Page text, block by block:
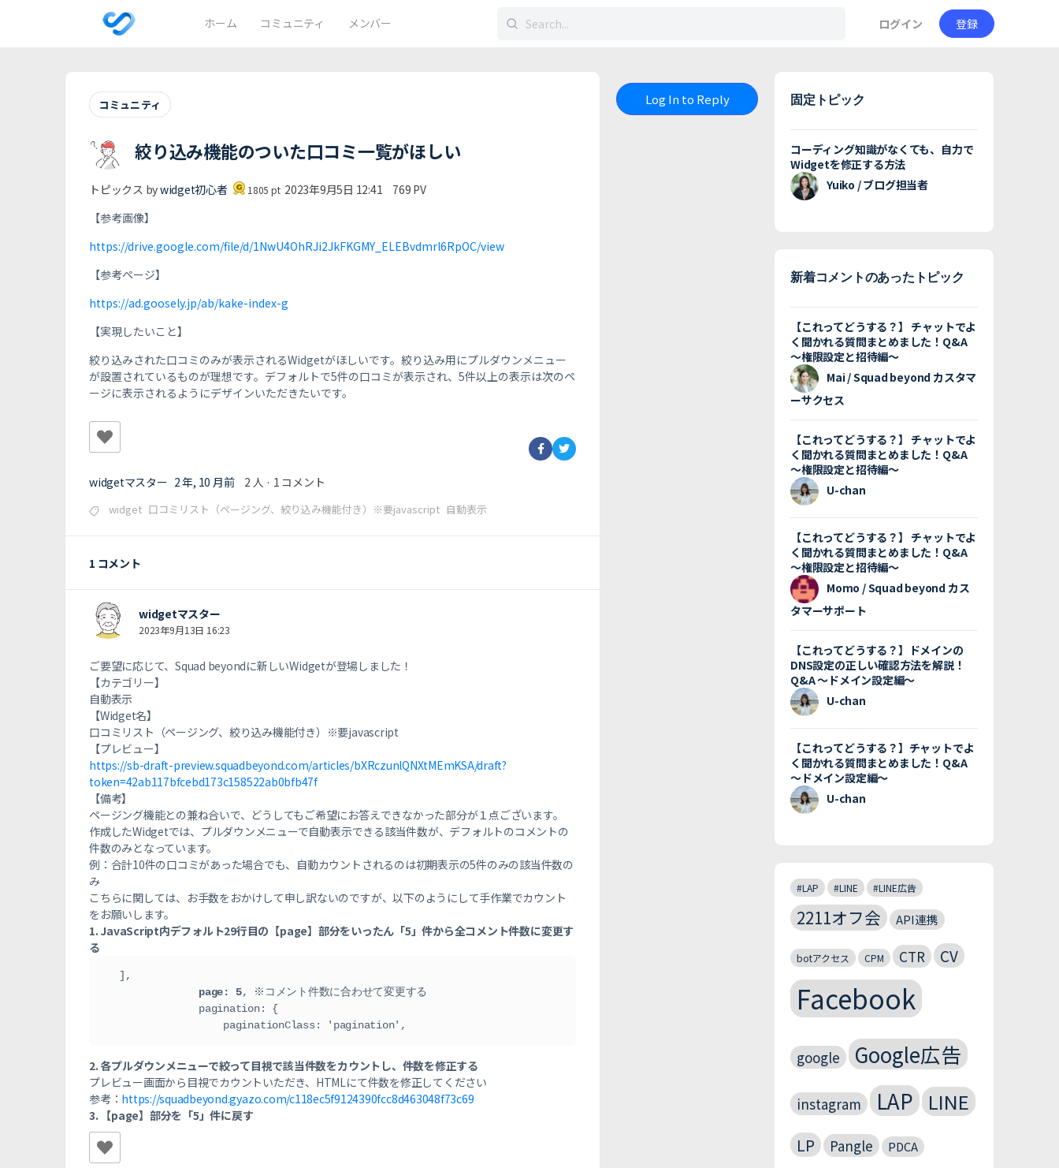
ホーム コミュニティ メンバー
検
ログイン 登録
コミュニティ
絞り込み機能のついた口コミ一覧がほしい
トピックス bywidget初心者 1805 pt 2023年9月5日 12:41 769 PV
【参考画像】
https://drive.google.com/file/d/1NwU4OhRJi2JkFKGMY_ELEBvdmrl6RpOC/view
【参考ページ】
https://ad.goosely.jp/ab/kake-index-g
【実現したいこと】
絞り込みされた口コミのみが表示されるWidgetがほしいです。絞り込み用にプルダウンメニュー
が設置されているものが理想です。デフォルトで5件の口コミが表示され、5件以上の表示は次のペ
ージに表示されるようにデザインいただきたいです。
widgetマスター 2 年, 10 月前 2 人 · 1 コメント
widget 口コミリスト（ページング、絞り込み機能付き）※要javascript 自動表示
1 コメント
widgetマスター
2023年9月13日 16:23
ご要望に応じて、Squad beyondに新しいWidgetが登場しました！
【カテゴリー】
自動表示
【Widget名】
口コミリスト（ページング、絞り込み機能付き）※要javascript
【プレビュー】
https://sb-draft-preview.squadbeyond.com/articles/bXRczunlQNXtMEmKSA/draft?
token=42ab117bfcebd173c158522ab0bfb47f
【備考】
ページング機能との兼ね合いで、どうしてもご希望にお答えできなかった部分が１点ございます。
作成したWidgetでは、プルダウンメニューで自動表示できる該当件数が、デフォルトのコメントの
件数のみとなっています。
例：合計10件の口コミがあった場合でも、自動カウントされるのは初期表示の5件のみの該当件数の
み
こちらに関しては、お手数をおかけして申し訳ないのですが、以下のようにして手作業でカウント
をお願いします。
1. JavaScript内デフォルト29行目の【page】部分をいったん「5」件から全コメント件数に変更す
る
   ],
page: 5, ※コメント件数に合わせて変更する
                pagination: {
                    paginationClass: 'pagination',
2. 各プルダウンメニューで絞って目視で該当件数をカウントし、件数を修正する
プレビュー画面から目視でカウントいただき、HTMLにて件数を修正してください
参考： https://squadbeyond.gyazo.com/c118ec5f9124390fcc8d463048f73c69
3. 【page】部分を「5」件に戻す
Log In to Reply 固定トピック
コーディング知識がなくても、自力で
Widgetを修正する方法
Yuiko / ブログ担当者
新着コメントのあったトピック
【これってどうする？】 チャットでよ
く聞かれる質問まとめました！Q&A
〜権限設定と招待編〜
Mai / Squad beyond カスタマ
ーサクセス
【これってどうする？】 チャットでよ
く聞かれる質問まとめました！Q&A
〜権限設定と招待編〜
U-chan
【これってどうする？】 チャットでよ
く聞かれる質問まとめました！Q&A
〜権限設定と招待編〜
Momo / Squad beyond カス
タマーサポート
【これってどうする？】ドメインの
DNS設定の正しい確認方法を解説！
Q&A 〜ドメイン設定編〜
U-chan
【これってどうする？】チャットでよ
く聞かれる質問まとめました！Q&A
〜ドメイン設定編〜
U-chan
#LAP #LINE #LINE広告
2211オフ会 API連携
botアクセス CPM CTR CV
Facebook
google Google広告
instagram LAP LINE
LP Pangle PDCA